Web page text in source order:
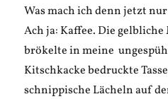
Was mach ich denn jetzt
Ach ja: Kaffee. Die
brökelte in meine
Kitschkacke bedruckte
schnippische Lächeln auf